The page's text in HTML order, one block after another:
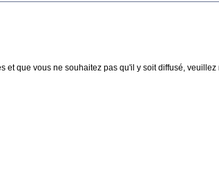
et que vous ne souhaitez pas qu'il y soit diffusé,